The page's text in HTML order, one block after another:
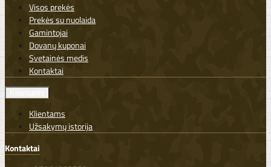
Visos prekės
Prekės su nuolaida
Gamintojai
Dovanų kuponai
Svetainės medis
Kontaktai
Klientams
Užsakymų istorija
Kontaktai